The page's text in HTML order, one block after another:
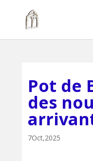
Pot de
des
7Oct,2025